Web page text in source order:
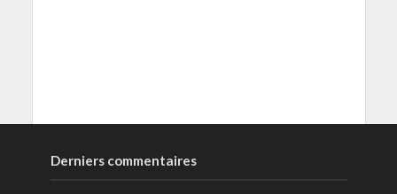
Derniers commentaires